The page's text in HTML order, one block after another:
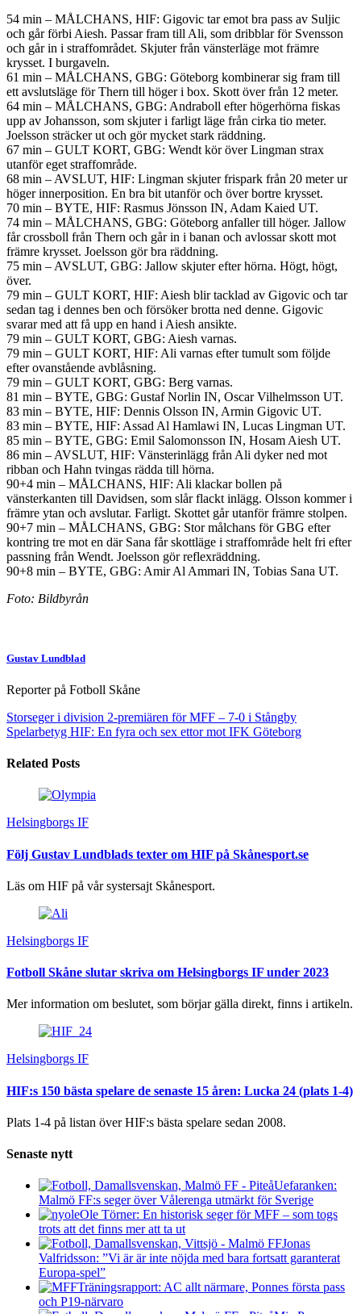
54 min – MÅLCHANS, HIF: Gigovic tar emot bra pass av Suljic
och går förbi Aiesh. Passar fram till Ali, som dribblar för Svensson
och går in i straffområdet. Skjuter från vänsterläge mot främre
krysset. I burgaveln.
61 min – MÅLCHANS, GBG: Göteborg kombinerar sig fram till
ett avslutsläge för Thern till höger i box. Skott över från 12 meter.
64 min – MÅLCHANS, GBG: Andraboll efter högerhörna fiskas
upp av Johansson, som skjuter i farligt läge från cirka tio meter.
Joelsson sträcker ut och gör mycket stark räddning.
67 min – GULT KORT, GBG: Wendt kör över Lingman strax
utanför eget straffområde.
68 min – AVSLUT, HIF: Lingman skjuter frispark från 20 meter ur
höger innerposition. En bra bit utanför och över bortre krysset.
70 min – BYTE, HIF: Rasmus Jönsson IN, Adam Kaied UT.
74 min – MÅLCHANS, GBG: Göteborg anfaller till höger. Jallow
får crossboll från Thern och går in i banan och avlossar skott mot
främre krysset. Joelsson gör bra räddning.
75 min – AVSLUT, GBG: Jallow skjuter efter hörna. Högt, högt,
över.
79 min – GULT KORT, HIF: Aiesh blir tacklad av Gigovic och tar
sedan tag i dennes ben och försöker brotta ned denne. Gigovic
svarar med att få upp en hand i Aiesh ansikte.
79 min – GULT KORT, GBG: Aiesh varnas.
79 min – GULT KORT, HIF: Ali varnas efter tumult som följde
efter ovanstående avblåsning.
79 min – GULT KORT, GBG: Berg varnas.
81 min – BYTE, GBG: Gustaf Norlin IN, Oscar Vilhelmsson UT.
83 min – BYTE, HIF: Dennis Olsson IN, Armin Gigovic UT.
83 min – BYTE, HIF: Assad Al Hamlawi IN, Lucas Lingman UT.
85 min – BYTE, GBG: Emil Salomonsson IN, Hosam Aiesh UT.
86 min – AVSLUT, HIF: Vänsterinlägg från Ali dyker ned mot
ribban och Hahn tvingas rädda till hörna.
90+4 min – MÅLCHANS, HIF: Ali klackar bollen på
vänsterkanten till Davidsen, som slår flackt inlägg. Olsson kommer i
främre ytan och avslutar. Farligt. Skottet går utanför främre stolpen.
90+7 min – MÅLCHANS, GBG: Stor målchans för GBG efter
kontring tre mot en där Sana får skottläge i straffområde helt fri efter
passning från Wendt. Joelsson gör reflexräddning.
90+8 min – BYTE, GBG: Amir Al Ammari IN, Tobias Sana UT.
Foto: Bildbyrån
Gustav Lundblad
Reporter på Fotboll Skåne
Storseger i division 2-premiären för MFF – 7-0 i Stångby
Spelarbetyg HIF: En fyra och sex ettor mot IFK Göteborg
Related Posts
Helsingborgs IF
Följ Gustav Lundblads texter om HIF på Skånesport.se
Läs om HIF på vår systersajt Skånesport.
Helsingborgs IF
Fotboll Skåne slutar skriva om Helsingborgs IF under 2023
Mer information om beslutet, som börjar gälla direkt, finns i artikeln.
Helsingborgs IF
HIF:s 150 bästa spelare de senaste 15 åren: Lucka 24 (plats 1-4)
Plats 1-4 på listan över HIF:s bästa spelare sedan 2008.
Senaste nytt
Uefaranken:
Malmö FF:s seger över Vålerenga utmärkt för Sverige
Ole Törner: En historisk seger för MFF – som togs
trots att det finns mer att ta ut
Jonas
Valfridsson: ”Vi är är inte nöjda med bara fortsatt garanterat
Europa-spel”
Träningsrapport: AC allt närmare, Ponnes första pass
och P19-närvaro